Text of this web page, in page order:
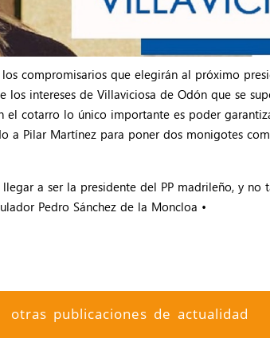
compromisarios que elegirán al próximo
los intereses de Villaviciosa de Odón que se
el cotarro lo único importante es poder
a Pilar Martínez para poner dos monigotes
a ser la presidente del PP madrileño, y
Pedro Sánchez de la Moncloa •
otras publicaciones de actualidad